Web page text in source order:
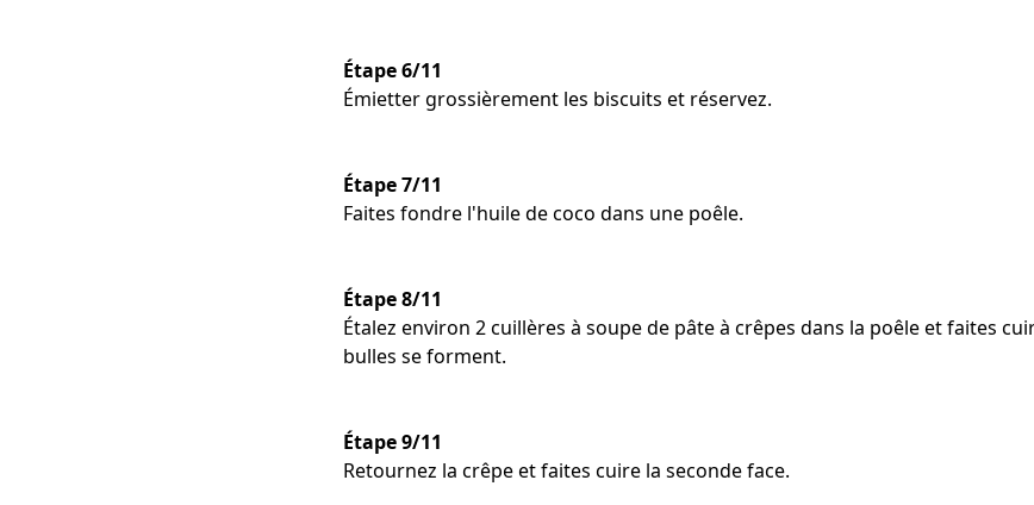
Étape 6/11
Émietter grossièrement les biscuits et réservez.
Étape 7/11
Faites fondre l'huile de coco dans une poêle.
Étape 8/11
Étalez environ 2 cuillères à soupe de pâte à crêpes dans la poêle et faites
bulles se forment.
Étape 9/11
Retournez la crêpe et faites cuire la seconde face.